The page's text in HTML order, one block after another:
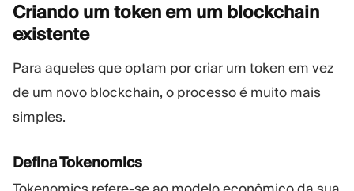
Criando um token em um blockchain
existente
Para aqueles que optam por criar um token em vez
de um novo blockchain, o processo é muito mais
simples.
Defina Tokenomics